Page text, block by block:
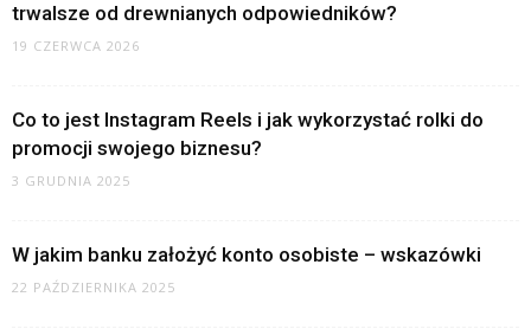
trwalsze od drewnianych odpowiedników?
19 CZERWCA 2026
Co to jest Instagram Reels i jak wykorzystać rolki do
promocji swojego biznesu?
3 GRUDNIA 2025
W jakim banku założyć konto osobiste – wskazówki
22 PAŹDZIERNIKA 2025